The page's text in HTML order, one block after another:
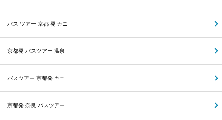
バス ツアー 京都 発 カニ
京都発 バスツアー 温泉
バスツアー 京都発 カニ
京都発 奈良 バスツアー